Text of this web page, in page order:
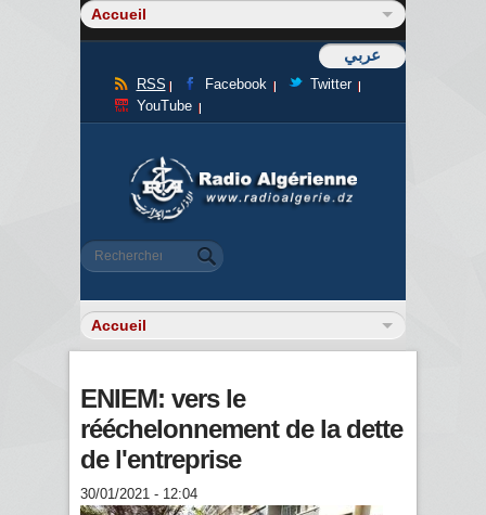
عربي
RSS Facebook
Twitter
YouTube
Formulaire de recherche
Rechercher
ENIEM: vers le
rééchelonnement de la dette
de l'entreprise
30/01/2021 - 12:04